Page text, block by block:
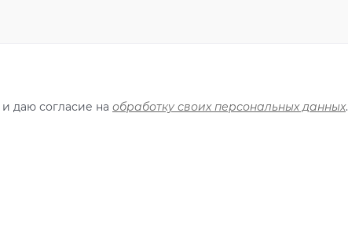
и даю согласие на обработку своих персональных данных.